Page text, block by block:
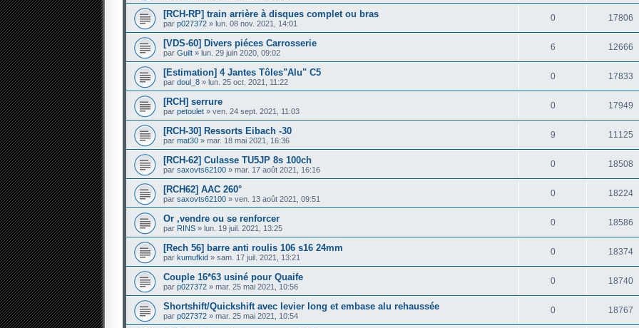
[RCH-RP] train arrière à disques complet ou bras
par p027372 » lun. 08 nov. 2021, 14:01
0 17806
[VDS-60] Divers piéces Carrosserie
par Guilt » lun. 29 juin 2020, 09:02
6 12666
[Estimation] 4 Jantes Tôles"Alu" C5
par doul_8 » lun. 25 oct. 2021, 11:22
0 17833
[RCH] serrure
par petoulet » ven. 24 sept. 2021, 11:03
0 17949
[RCH-30] Ressorts Eibach -30
par mat30 » mar. 18 mai 2021, 16:36
9 11125
[RCH-62] Culasse TU5JP 8s 100ch
par saxovts62100 » mar. 17 août 2021, 16:16
0 18508
[RCH62] AAC 260°
par saxovts62100 » ven. 13 août 2021, 09:51
0 18224
Or ,vendre ou se renforcer
par RINS » lun. 19 juil. 2021, 13:25
0 18586
[Rech 56] barre anti roulis 106 s16 24mm
par kumufkid » sam. 17 juil. 2021, 13:21
0 18374
Couple 16*63 usiné pour Quaife
par p027372 » mar. 25 mai 2021, 10:56
0 18740
Shortshift/Quickshift avec levier long et embase alu rehaussée
par p027372 » mar. 25 mai 2021, 10:54
0 18767